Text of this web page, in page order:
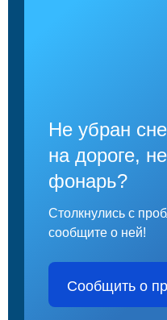
Не убран
на дороге,
фонарь?
Столкнулись с
сообщите о ней!
Сообщить о